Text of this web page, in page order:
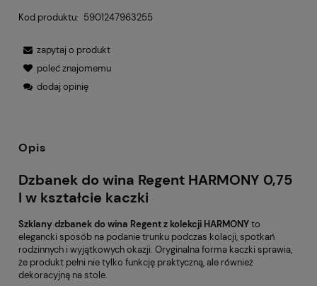
Kod produktu: 5901247963255
zapytaj o produkt
poleć znajomemu
dodaj opinię
Opis
Dzbanek do wina Regent HARMONY 0,75
l w kształcie kaczki
Szklany dzbanek do wina Regent z kolekcji HARMONYto
elegancki sposób na podanie trunku podczas kolacji, spotkań
rodzinnych i wyjątkowych okazji. Oryginalna forma kaczki sprawia,
że produkt pełni nie tylko funkcję praktyczną, ale również
dekoracyjną na stole.